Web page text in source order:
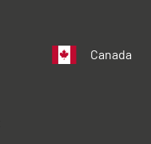
Canada